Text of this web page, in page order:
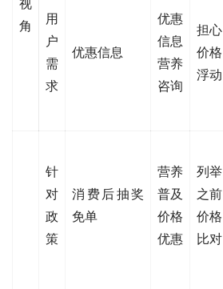
视
角
用
户
需
求
优惠信息
优惠
信息
营养
咨询
担心
价格
浮动
针
对
政
策
消费后抽奖
免单
营养
普及
价格
优惠
列举
之前
价格
比对